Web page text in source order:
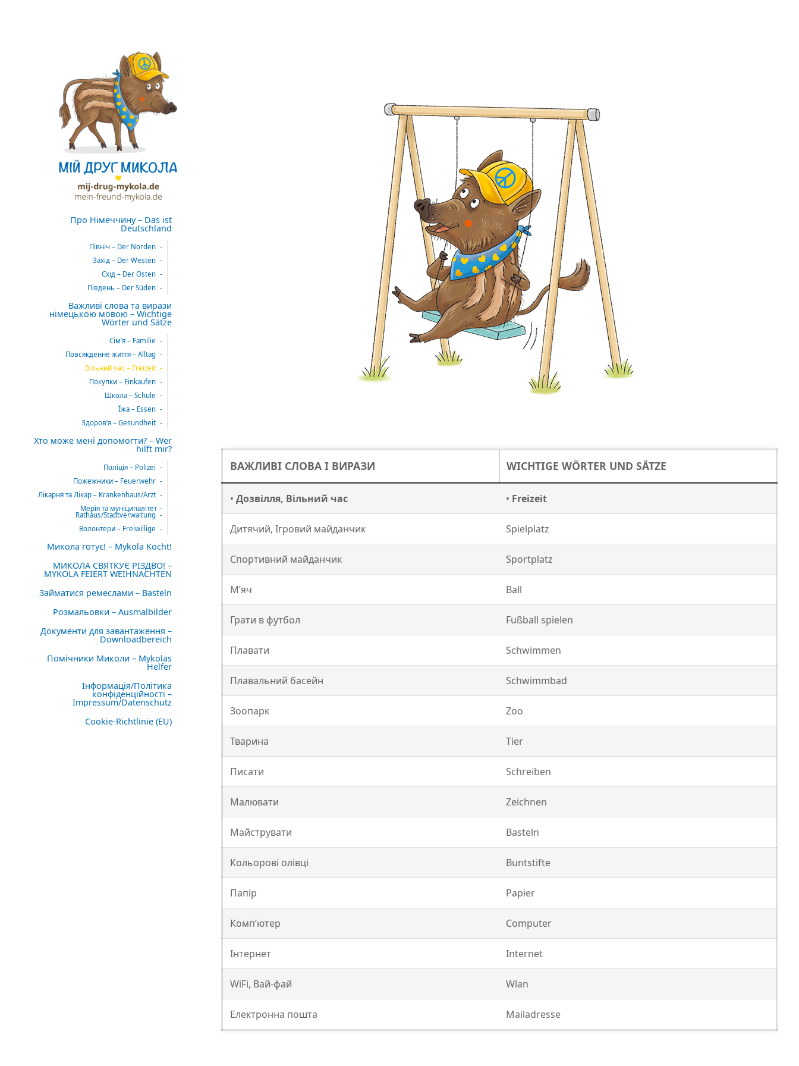
Про Німеччину – Das ist
Deutschland
Північ – Der Norden
Захід – Der Westen
Схід – Der Osten
Південь – Der Süden
Важливі слова та вирази
німецькою мовою – Wichtige
Wörter und Sätze
Сім’я – Familie
Повсякденне життя – Alltag
Вільний час – Freizeit
Покупки – Einkaufen
Школа – Schule
Їжа – Essen
Здоров’я – Gesundheit
Хто може мені допомогти? – Wer
hilft mir?
Поліція – Polizei
Пожежники – Feuerwehr
Лікарня та Лікар – Krankenhaus/Arzt
Мерія та муніципалітет –
Rathaus/Stadtverwaltung
Волонтери – Freiwillige
Микола готує! – Mykola Kocht!
МИКОЛА СВЯТКУЄ РІЗДВО! –
MYKOLA FEIERT WEIHNACHTEN
Займатися ремеслами – Basteln
Розмальовки – Ausmalbilder
Документи для завантаження –
Downloadbereich
Помічники Миколи – Mykolas
Helfer
Інформація/Політика
конфіденційності –
Impressum/Datenschutz
Cookie-Richtlinie (EU)
ВАЖЛИВІ СЛОВА І ВИРАЗИ WICHTIGE WÖRTER UND SÄTZE
• Дозвілля, Вільний час • Freizeit
Дитячий, Ігровий майданчик Spielplatz
Спортивний майданчик Sportplatz
М’яч Ball
Грати в футбол Fußball spielen
Плавати Schwimmen
Плавальний басейн Schwimmbad
Зоопарк Zoo
Тварина Tier
Писати Schreiben
Малювати Zeichnen
Майструвати Basteln
Кольорові олівці Buntstifte
Папір Papier
Комп’ютер Computer
Інтернет Internet
WiFi, Вай-фай Wlan
Електронна пошта Mailadresse